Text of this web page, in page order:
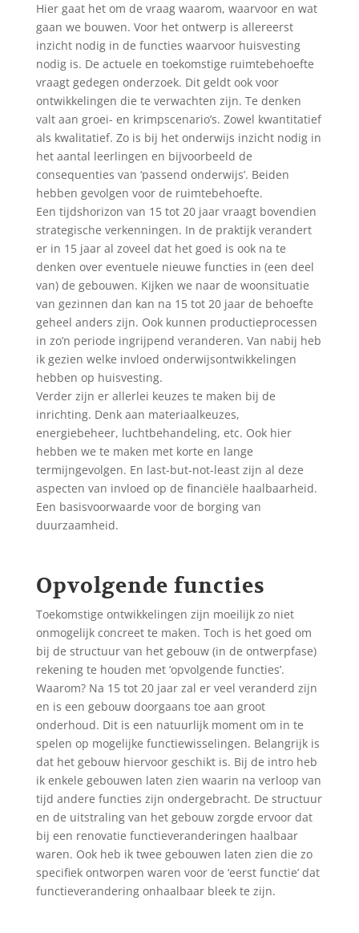
Hier gaat het om de vraag waarom, waarvoor en wat
gaan we bouwen. Voor het ontwerp is allereerst
inzicht nodig in de functies waarvoor huisvesting
nodig is. De actuele en toekomstige ruimtebehoefte
vraagt gedegen onderzoek. Dit geldt ook voor
ontwikkelingen die te verwachten zijn. Te denken
valt aan groei- en krimpscenario’s. Zowel kwantitatief
als kwalitatief. Zo is bij het onderwijs inzicht nodig in
het aantal leerlingen en bijvoorbeeld de
consequenties van ‘passend onderwijs’. Beiden
hebben gevolgen voor de ruimtebehoefte.
Een tijdshorizon van 15 tot 20 jaar vraagt bovendien
strategische verkenningen. In de praktijk verandert
er in 15 jaar al zoveel dat het goed is ook na te
denken over eventuele nieuwe functies in (een deel
van) de gebouwen. Kijken we naar de woonsituatie
van gezinnen dan kan na 15 tot 20 jaar de behoefte
geheel anders zijn. Ook kunnen productieprocessen
in zo’n periode ingrijpend veranderen. Van nabij heb
ik gezien welke invloed onderwijsontwikkelingen
hebben op huisvesting.
Verder zijn er allerlei keuzes te maken bij de
inrichting. Denk aan materiaalkeuzes,
energiebeheer, luchtbehandeling, etc. Ook hier
hebben we te maken met korte en lange
termijngevolgen. En last-but-not-least zijn al deze
aspecten van invloed op de financiële haalbaarheid.
Een basisvoorwaarde voor de borging van
duurzaamheid.
Opvolgende functies
Toekomstige ontwikkelingen zijn moeilijk zo niet
onmogelijk concreet te maken. Toch is het goed om
bij de structuur van het gebouw (in de ontwerpfase)
rekening te houden met ‘opvolgende functies’.
Waarom? Na 15 tot 20 jaar zal er veel veranderd zijn
en is een gebouw doorgaans toe aan groot
onderhoud. Dit is een natuurlijk moment om in te
spelen op mogelijke functiewisselingen. Belangrijk is
dat het gebouw hiervoor geschikt is. Bij de intro heb
ik enkele gebouwen laten zien waarin na verloop van
tijd andere functies zijn ondergebracht. De structuur
en de uitstraling van het gebouw zorgde ervoor dat
bij een renovatie functieveranderingen haalbaar
waren. Ook heb ik twee gebouwen laten zien die zo
specifiek ontworpen waren voor de ‘eerst functie’ dat
functieverandering onhaalbaar bleek te zijn.